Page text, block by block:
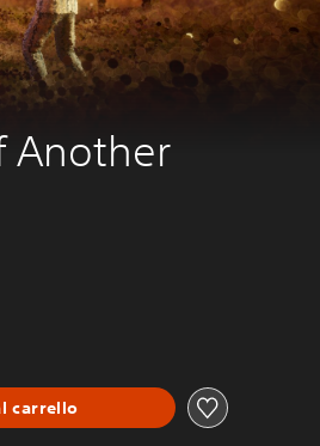
Another
carrello